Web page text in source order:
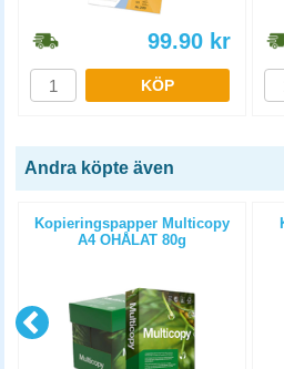
99.90 kr
KÖP
Andra köpte även
Kopieringspapper Multicopy
A4 OHÅLAT 80g